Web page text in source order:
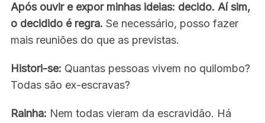
Após ouvir e expor minhas ideias: decido. Aí sim,
o decidido é regra. Se necessário, posso fazer
mais reuniões do que as previstas.
Histori-se: Quantas pessoas vivem no quilombo?
Todas são ex-escravas?
Rainha: Nem todas vieram da escravidão. Há